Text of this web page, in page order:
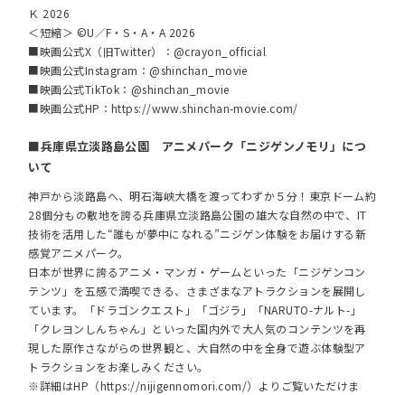
Ｋ 2026
＜短縮＞ ©U／F・S・A・A 2026
■映画公式X（旧Twitter）：@crayon_official
■映画公式Instagram：@shinchan_movie
■映画公式TikTok：@shinchan_movie
■映画公式HP： https://www.shinchan-movie.com/
■兵庫県立淡路島公園 アニメパーク「ニジゲンノモリ」につ
いて
神戸から淡路島へ、明石海峡大橋を渡ってわずか５分！東京ドーム約
28個分もの敷地を誇る兵庫県立淡路島公園の雄大な自然の中で、IT
技術を活用した“誰もが夢中になれる”ニジゲン体験をお届けする新
感覚アニメパーク。
日本が世界に誇るアニメ・マンガ・ゲームといった「ニジゲンコン
テンツ」を五感で満喫できる、さまざまなアトラクションを展開し
ています。「ドラゴンクエスト」「ゴジラ」「NARUTO-ナルト-」
「クレヨンしんちゃん」といった国内外で大人気のコンテンツを再
現した原作さながらの世界観と、大自然の中を全身で遊ぶ体験型ア
トラクションをお楽しみください。
※詳細はHP（https://nijigennomori.com/）よりご覧いただけま